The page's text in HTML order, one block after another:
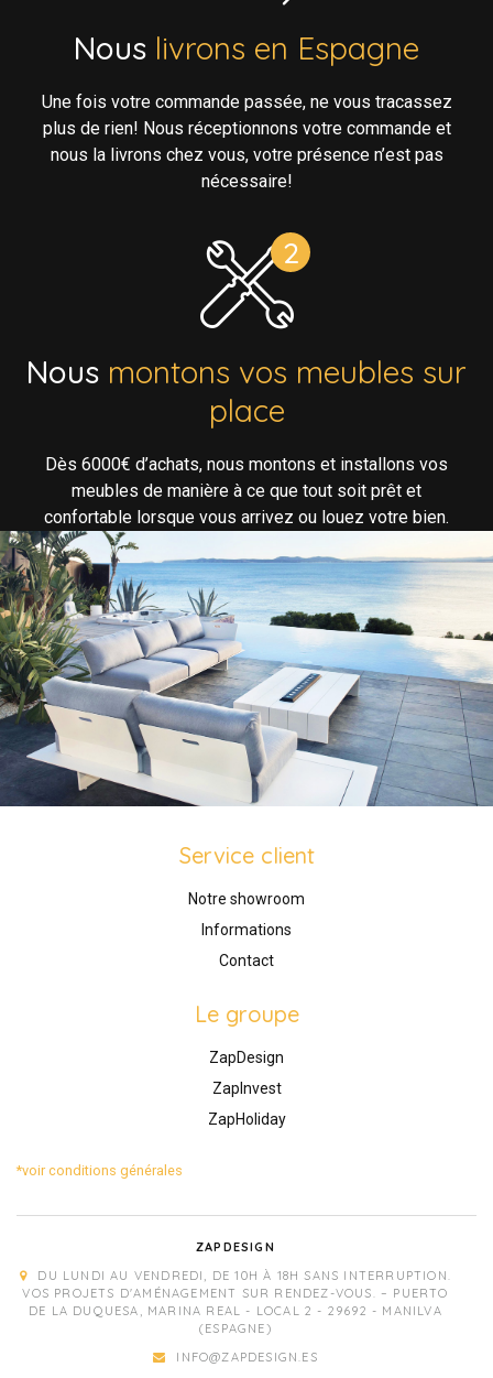
Nous livrons en Espagne
Une fois votre commande passée, ne vous tracassez
plus de rien! Nous réceptionnons votre commande et
nous la livrons chez vous, votre présence n’est pas
nécessaire!
Nous montons vos meubles sur
place
Dès 6000€ d’achats, nous montons et installons vos
meubles de manière à ce que tout soit prêt et
confortable lorsque vous arrivez ou louez votre bien.
Service client
Notre showroom
Informations
Contact
Le groupe
ZapDesign
ZapInvest
ZapHoliday
*voir conditions générales
ZAPDESIGN
DU LUNDI AU VENDREDI, DE 10H À 18H SANS INTERRUPTION.
VOS PROJETS D'AMÉNAGEMENT SUR RENDEZ-VOUS. – PUERTO
DE LA DUQUESA, MARINA REAL - LOCAL 2 - 29692 - MANILVA
(ESPAGNE)
INFO@ZAPDESIGN.ES